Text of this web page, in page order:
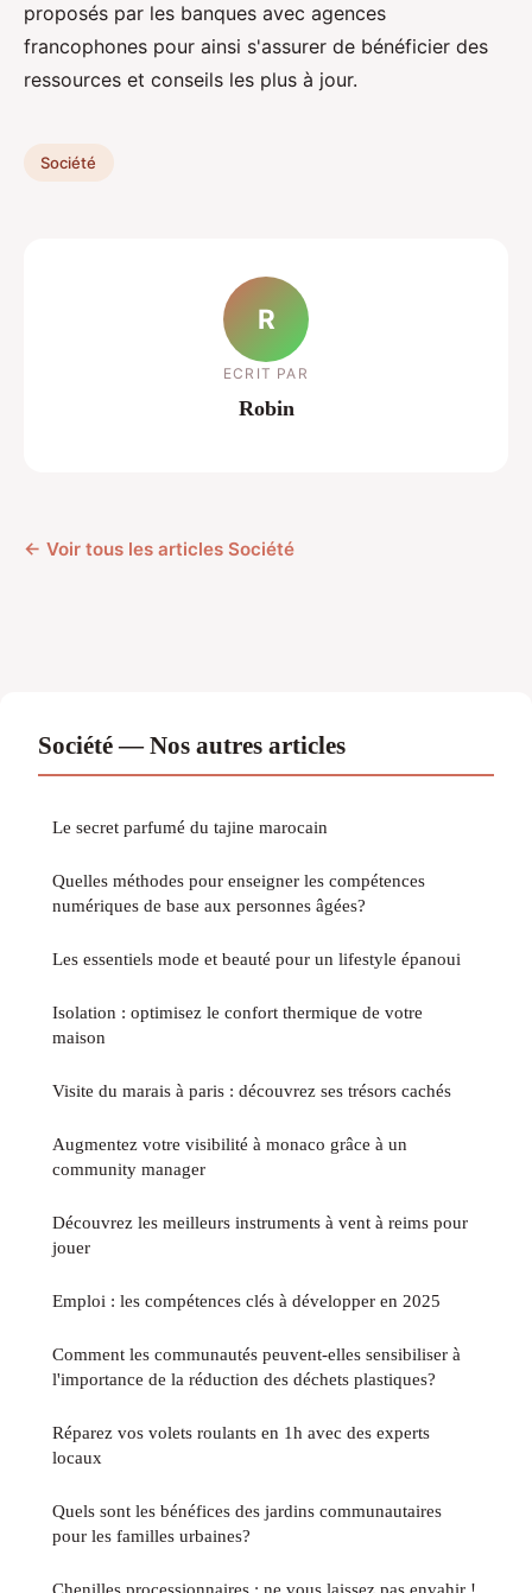
proposés par les banques avec agences
francophones pour ainsi s'assurer de bénéficier des
ressources et conseils les plus à jour.
Société
R
ECRIT PAR
Robin
← Voir tous les articles Société
Société — Nos autres articles
Le secret parfumé du tajine marocain
Quelles méthodes pour enseigner les compétences
numériques de base aux personnes âgées?
Les essentiels mode et beauté pour un lifestyle épanoui
Isolation : optimisez le confort thermique de votre
maison
Visite du marais à paris : découvrez ses trésors cachés
Augmentez votre visibilité à monaco grâce à un
community manager
Découvrez les meilleurs instruments à vent à reims pour
jouer
Emploi : les compétences clés à développer en 2025
Comment les communautés peuvent-elles sensibiliser à
l'importance de la réduction des déchets plastiques?
Réparez vos volets roulants en 1h avec des experts
locaux
Quels sont les bénéfices des jardins communautaires
pour les familles urbaines?